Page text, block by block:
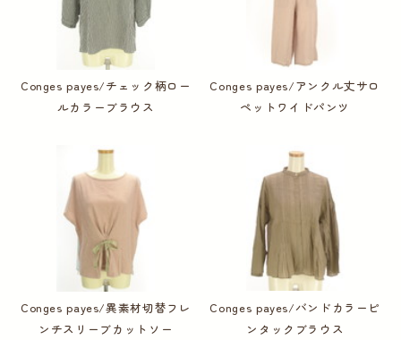
Conges payes/チェック柄ロー
ルカラーブラウス
Conges payes/アンクル丈サロ
ペットワイドパンツ
Conges payes/異素材切替フレ
ンチスリーブカットソー
Conges payes/バンドカラーピ
ンタックブラウス